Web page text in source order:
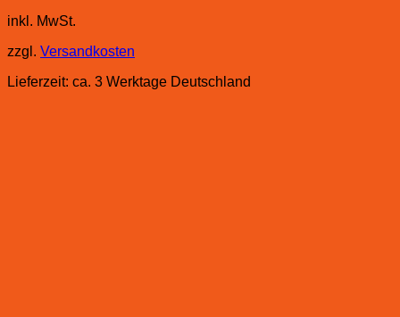
inkl. MwSt.
zzgl. Versandkosten
Lieferzeit: ca. 3 Werktage Deutschland